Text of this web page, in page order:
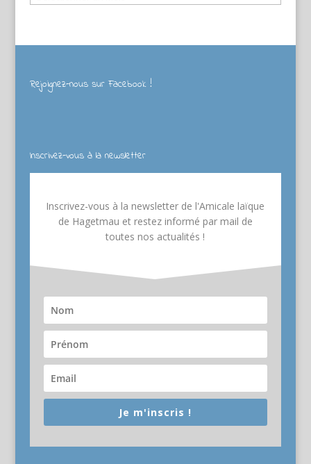
Rejoignez-nous sur Facebook !
Inscrivez-vous à la newsletter
Inscrivez-vous à la newsletter de l'Amicale laïque
de Hagetmau et restez informé par mail de
toutes nos actualités !
Je m'inscris !